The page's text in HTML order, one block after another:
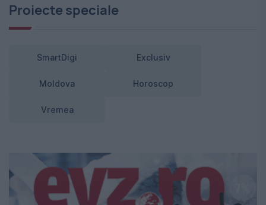
Proiecte speciale
SmartDigi Exclusiv
Moldova Horoscop
Vremea